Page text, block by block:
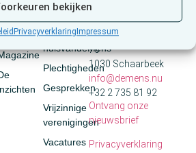
bekijken
Privacyverklaring Impressum
Snel
naar
huisvandeMens
Plechtigheden
Gesprekken
Vrijzinnige
verenigingen
Vacatures
Contact
Auguste Reyerslaan
70
1030 Schaarbeek
info@demens.nu
+32 2 735 81 92
Ontvang onze
nieuwsbrief
Privacyverklaring